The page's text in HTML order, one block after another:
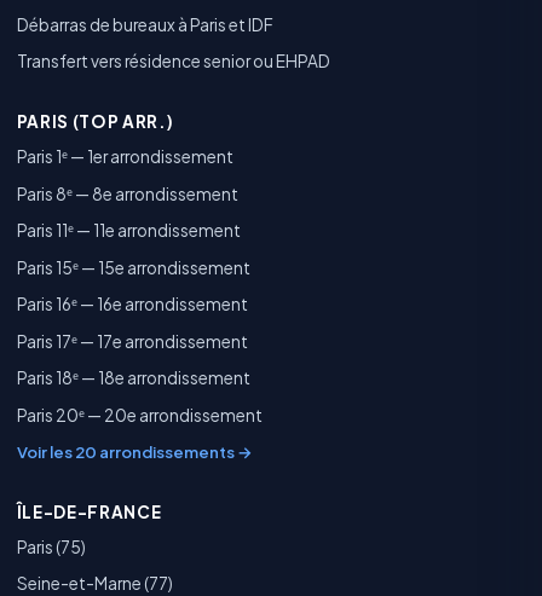
Débarras de bureaux à Paris et IDF
Transfert vers résidence senior ou EHPAD
PARIS (TOP ARR.)
Paris 1ᵉ — 1er arrondissement
Paris 8ᵉ — 8e arrondissement
Paris 11ᵉ — 11e arrondissement
Paris 15ᵉ — 15e arrondissement
Paris 16ᵉ — 16e arrondissement
Paris 17ᵉ — 17e arrondissement
Paris 18ᵉ — 18e arrondissement
Paris 20ᵉ — 20e arrondissement
Voir les 20 arrondissements →
ÎLE-DE-FRANCE
Paris (75)
Seine-et-Marne (77)